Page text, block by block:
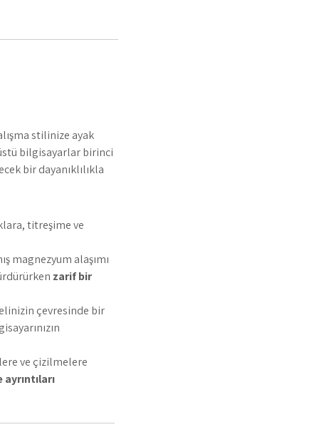
stilinize ayak
bilgisayarlar birinci
bir dayanıklılıkla
titreşime ve
magnezyum alaşımı
zarif bir
çevresinde bir
ve çizilmelere
ayrıntıları